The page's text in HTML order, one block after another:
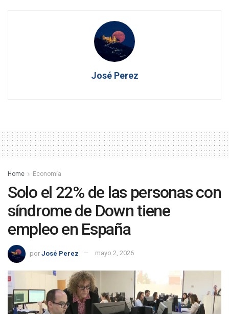
José Perez
Home Economía
Solo el 22% de las personas con
síndrome de Down tiene
empleo en España
por José Perez mayo 2, 2026